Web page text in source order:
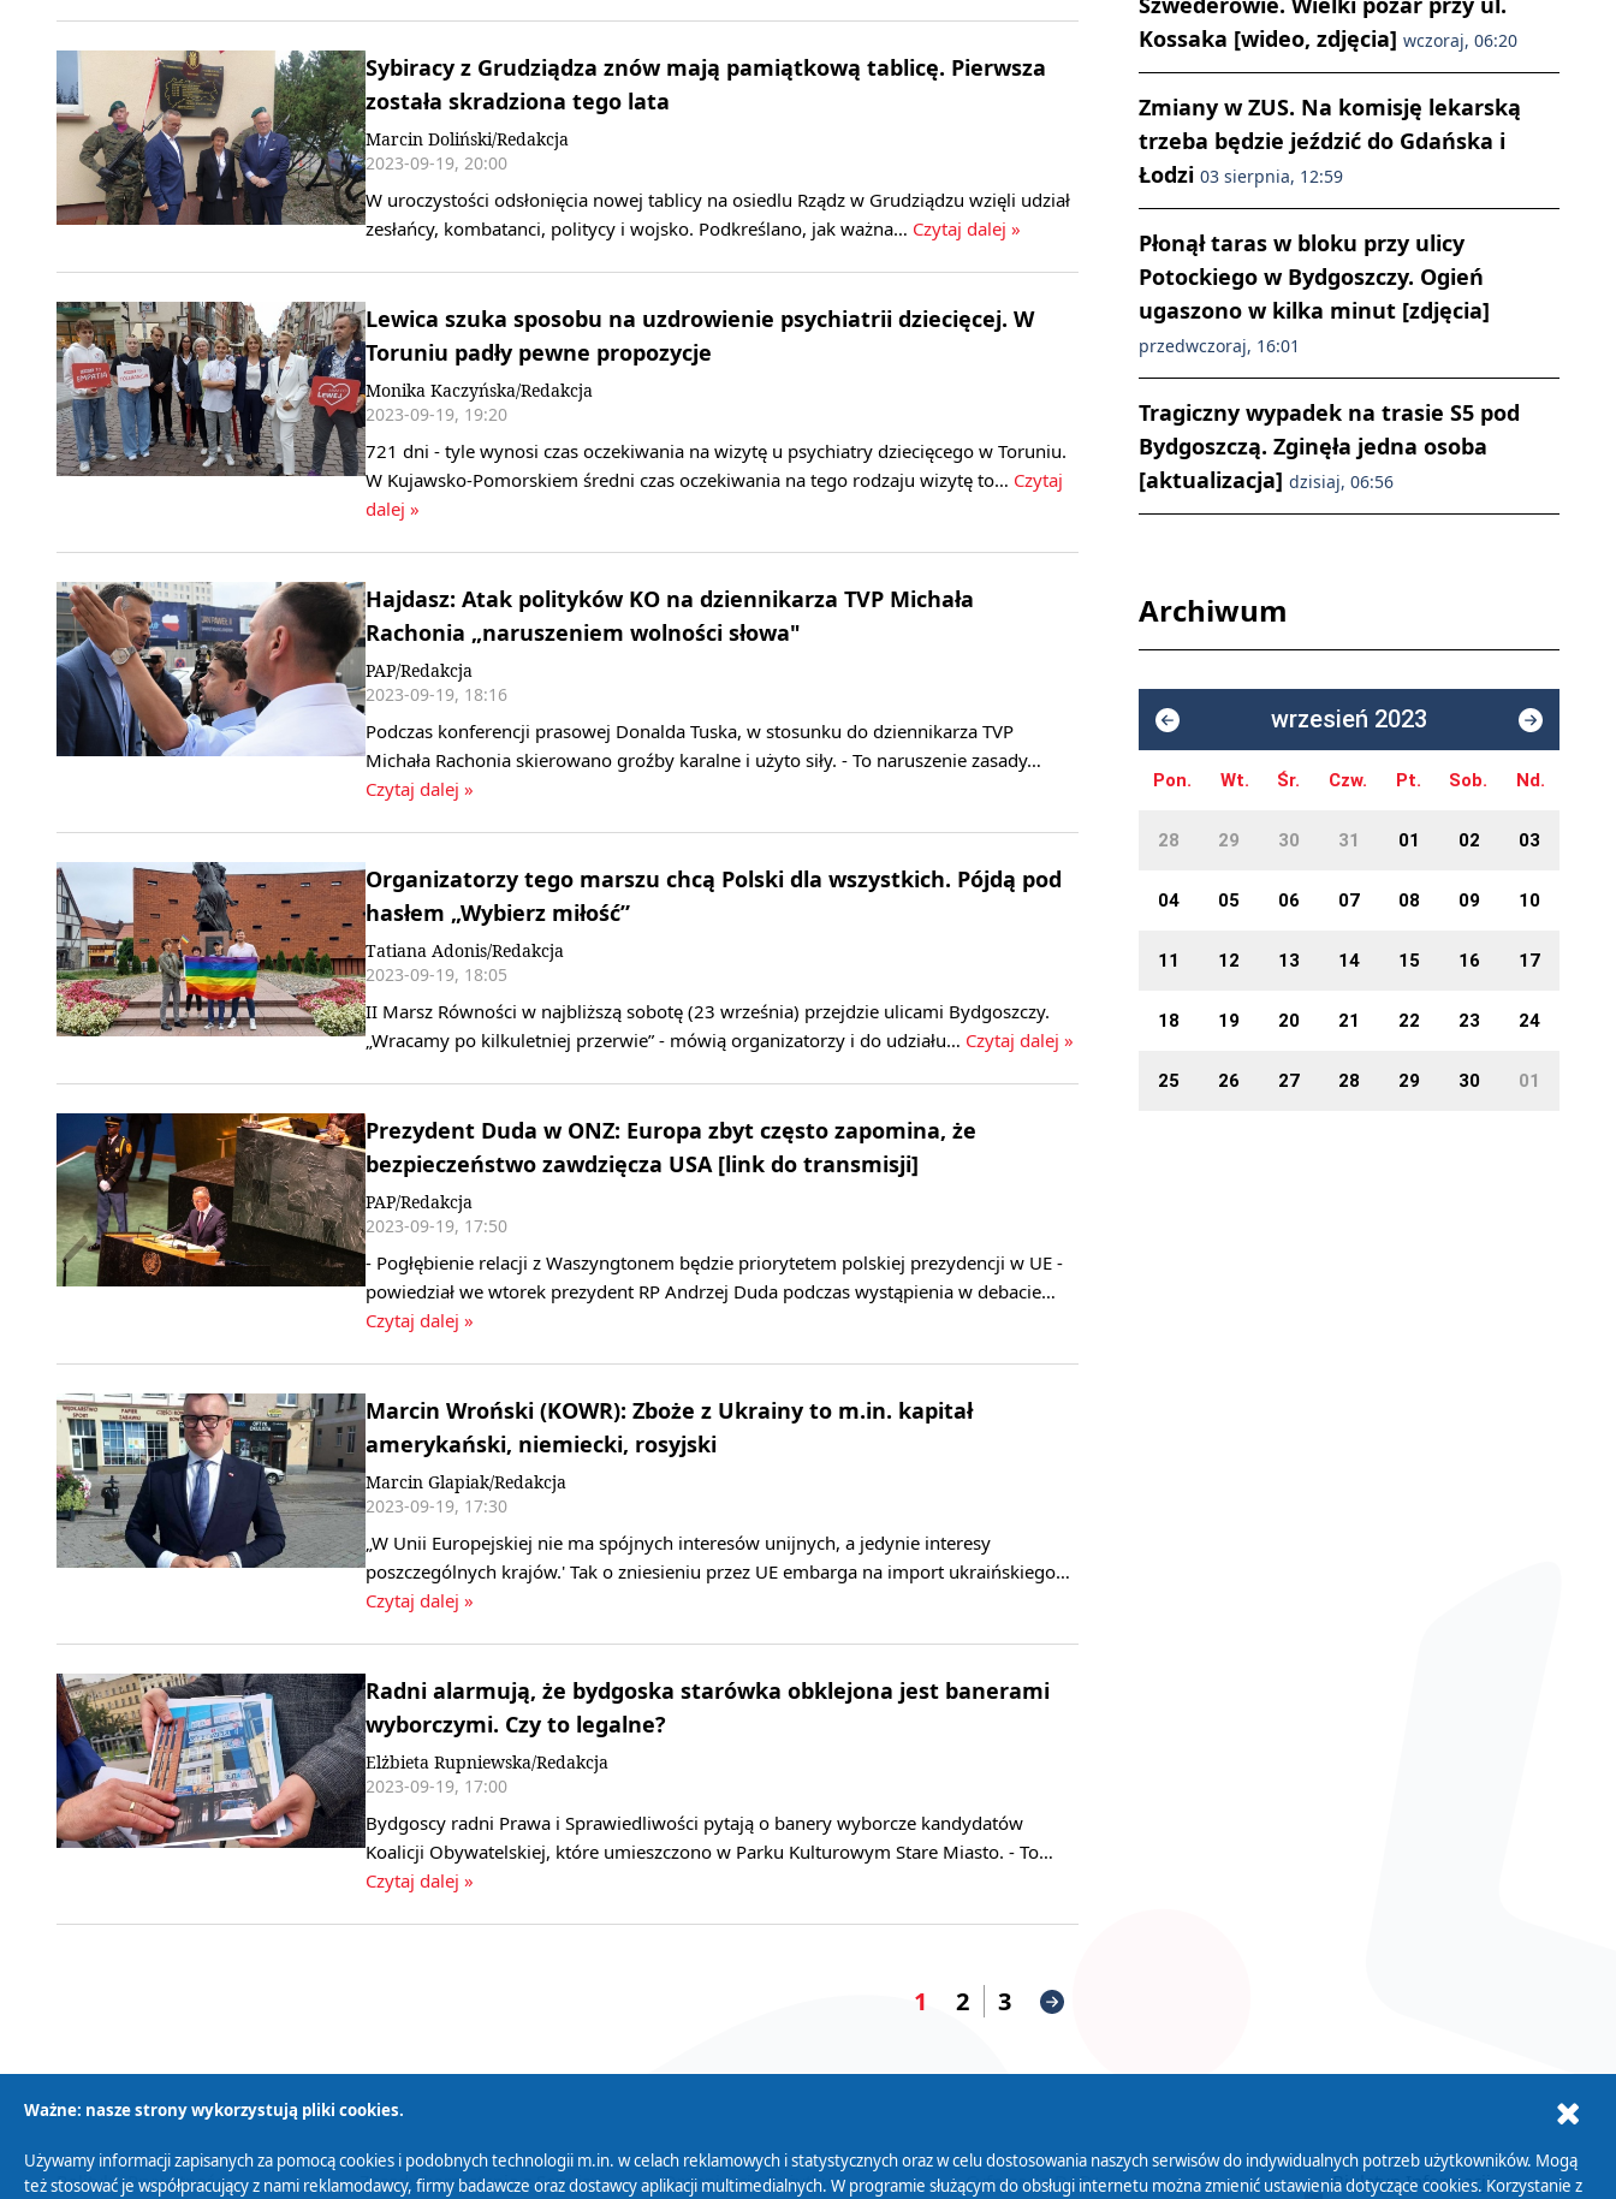
Sybiracy z Grudziądza znów mają pamiątkową tablicę. Pierwsza
została skradziona tego lata
Marcin Doliński/Redakcja
2023-09-19, 20:00
W uroczystości odsłonięcia nowej tablicy na osiedlu Rządz w Grudziądzu wzięli udział
zesłańcy, kombatanci, politycy i wojsko. Podkreślano, jak ważna… Czytaj dalej »
Lewica szuka sposobu na uzdrowienie psychiatrii dziecięcej. W
Toruniu padły pewne propozycje
Monika Kaczyńska/Redakcja
2023-09-19, 19:20
721 dni - tyle wynosi czas oczekiwania na wizytę u psychiatry dziecięcego w Toruniu.
W Kujawsko-Pomorskiem średni czas oczekiwania na tego rodzaju wizytę to… Czytaj
dalej »
Hajdasz: Atak polityków KO na dziennikarza TVP Michała
Rachonia „naruszeniem wolności słowa"
PAP/Redakcja
2023-09-19, 18:16
Podczas konferencji prasowej Donalda Tuska, w stosunku do dziennikarza TVP
Michała Rachonia skierowano groźby karalne i użyto siły. - To naruszenie zasady…
Czytaj dalej »
Organizatorzy tego marszu chcą Polski dla wszystkich. Pójdą pod
hasłem „Wybierz miłość”
Tatiana Adonis/Redakcja
2023-09-19, 18:05
II Marsz Równości w najbliższą sobotę (23 września) przejdzie ulicami Bydgoszczy.
„Wracamy po kilkuletniej przerwie” - mówią organizatorzy i do udziału… Czytaj dalej »
Prezydent Duda w ONZ: Europa zbyt często zapomina, że
bezpieczeństwo zawdzięcza USA [link do transmisji]
PAP/Redakcja
2023-09-19, 17:50
- Pogłębienie relacji z Waszyngtonem będzie priorytetem polskiej prezydencji w UE -
powiedział we wtorek prezydent RP Andrzej Duda podczas wystąpienia w debacie…
Czytaj dalej »
Marcin Wroński (KOWR): Zboże z Ukrainy to m.in. kapitał
amerykański, niemiecki, rosyjski
Marcin Glapiak/Redakcja
2023-09-19, 17:30
„W Unii Europejskiej nie ma spójnych interesów unijnych, a jedynie interesy
poszczególnych krajów.' Tak o zniesieniu przez UE embarga na import ukraińskiego…
Czytaj dalej »
Radni alarmują, że bydgoska starówka obklejona jest banerami
wyborczymi. Czy to legalne?
Elżbieta Rupniewska/Redakcja
2023-09-19, 17:00
Bydgoscy radni Prawa i Sprawiedliwości pytają o banery wyborcze kandydatów
Koalicji Obywatelskiej, które umieszczono w Parku Kulturowym Stare Miasto. - To…
Czytaj dalej »
1 2 3
Kossaka [wideo, zdjęcia] wczoraj, 06:20
Zmiany w ZUS. Na komisję lekarską
trzeba będzie jeździć do Gdańska i
Łodzi 03 sierpnia, 12:59
Płonął taras w bloku przy ulicy
Potockiego w Bydgoszczy. Ogień
ugaszono w kilka minut [zdjęcia]
przedwczoraj, 16:01
Tragiczny wypadek na trasie S5 pod
Bydgoszczą. Zginęła jedna osoba
[aktualizacja] dzisiaj, 06:56
Archiwum
wrzesień 2023
Pon. Wt. Śr. Czw. Pt. Sob. Nd.
28 29 30 31 01 02 03
04 05 06 07 08 09 10
11 12 13 14 15 16 17
18 19 20 21 22 23 24
25 26 27 28 29 30 01
Polityka Prywatności Zasady korzystania z Serwisu
Organizacje Pożytku
Cyfryzacja DAB+
Biuletyn Informacji
Ważne: nasze strony wykorzystują pliki cookies.
Używamy informacji zapisanych za pomocą cookies i podobnych technologii m.in. w celach reklamowych i statystycznych oraz w celu dostosowania naszych serwisów do indywidualnych potrzeb użytkowników. Mogą
też stosować je współpracujący z nami reklamodawcy, firmy badawcze oraz dostawcy aplikacji multimedialnych. W programie służącym do obsługi internetu można zmienić ustawienia dotyczące cookies. Korzystanie z